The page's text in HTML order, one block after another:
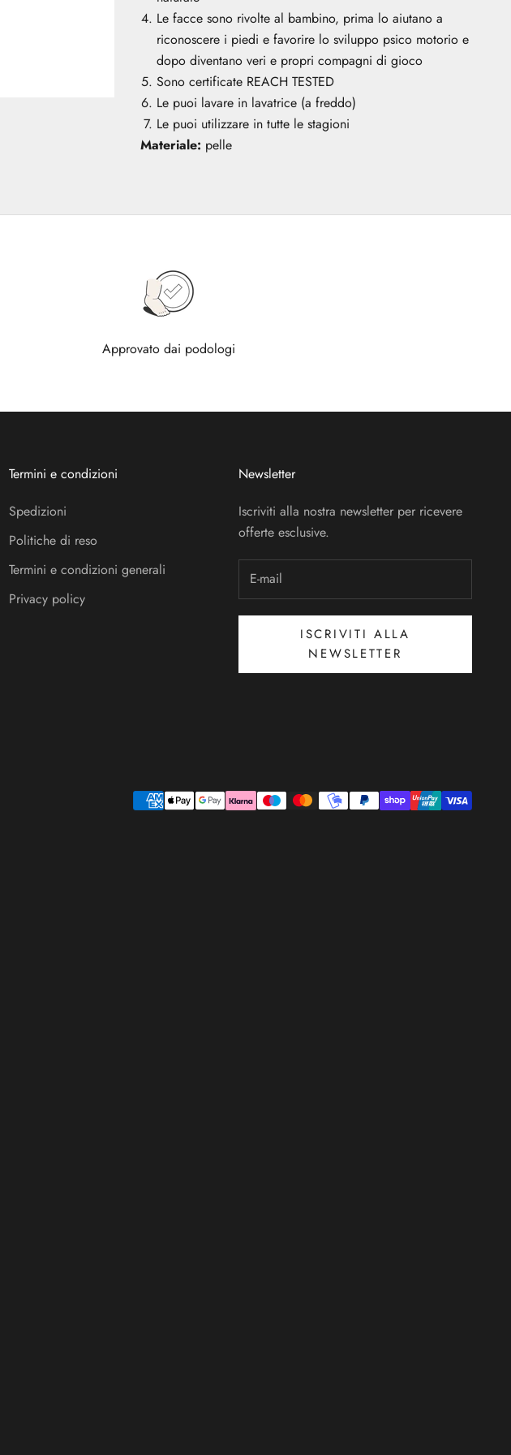
Le facce sono rivolte al bambino, prima lo aiutano a
riconoscere i piedi e favorire lo sviluppo psico motorio e
dopo diventano veri e propri compagni di gioco
Sono certificate REACH TESTED
Le puoi lavare in lavatrice (a freddo)
Le puoi utilizzare in tutte le stagioni
Materiale: pelle
Approvato dai podologi
Termini e condizioni
Spedizioni
Politiche di reso
Termini e condizioni generali
Privacy policy
Newsletter
Iscriviti alla nostra newsletter per ricevere
offerte esclusive.
ISCRIVITI ALLA
NEWSLETTER